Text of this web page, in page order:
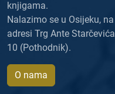
knjigama.
Nalazimo se u Osijeku, na
adresi Trg Ante Starčevića
10 (Pothodnik).
O nama